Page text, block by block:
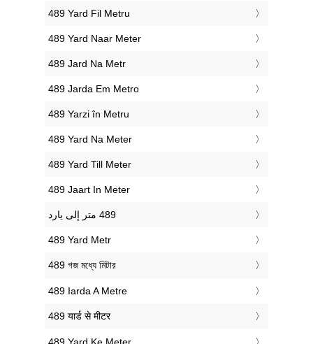
‎489 Yard Fil Metru
‎489 Yard Naar Meter
‎489 Jard Na Metr
‎489 Jarda Em Metro
‎489 Yarzi în Metru
‎489 Yard Na Meter
‎489 Yard Till Meter
‎489 Jaart In Meter
‎489 Yard Metr
‎489 গজ মধ্যে মিটার
‎489 Iarda A Metre
‎489 यार्ड से मीटर